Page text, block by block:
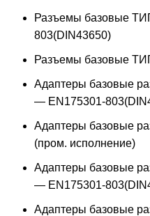
Разъемы базовые
803(DIN43650)
Разъемы базовые
Адаптеры базовые
— EN175301-
Адаптеры базовые
(пром. исполнение)
Адаптеры базовые
— EN175301-
Адаптеры базовые